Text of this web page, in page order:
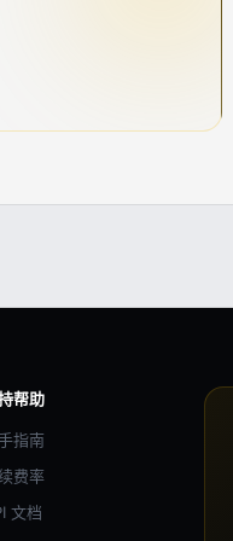
帮助
指南
费率
文档